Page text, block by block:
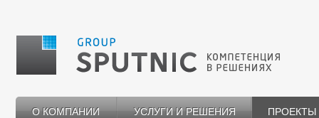
О КОМПАНИИ УСЛУГИ И РЕШЕНИЯ ПРОЕКТЫ